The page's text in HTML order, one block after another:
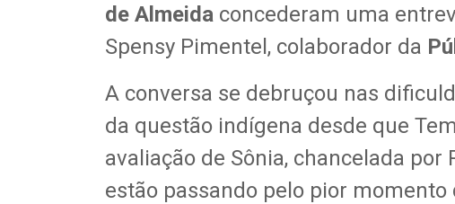
de Almeida concederam uma
Spensy Pimentel, colaborador da
A conversa se debruçou nas
da questão indígena desde que
avaliação de Sônia, chancelada por
estão passando pelo pior